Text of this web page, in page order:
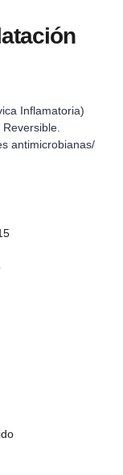
Inflamatoria)
antimicrobianas/